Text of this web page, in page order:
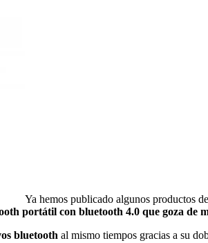
Ya hemos publicado algunos productos
portátil con bluetooth 4.0 que goza de
bluetooth al mismo tiempos gracias a su